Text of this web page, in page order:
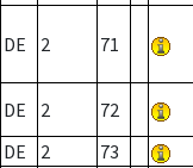
DE 2 71
DE 2 72
DE
2 73